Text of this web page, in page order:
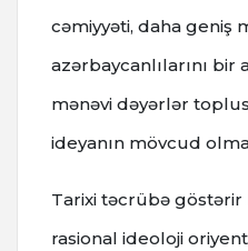
cəmiyyəti, daha geniş
azərbaycanlılarını
mənəvi dəyərlər
ideyanın mövcud
Tarixi təcrübə göstərir
rasional ideoloji